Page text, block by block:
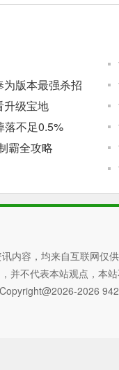
版本最强杀招
升级宝地
落不足0.5%
霸全攻略
内容，均来自互联网仅
并不代表本站观点，本
Copyright@2026-2026